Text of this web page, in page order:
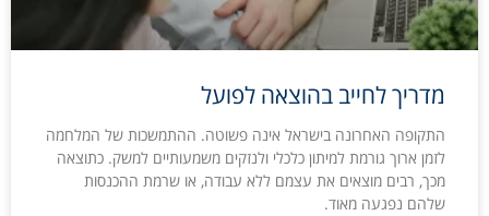
מדריך לחייב בהוצאה לפועל
התקופה האחרונה בישראל אינה פשוטה. ההתמשכות של המלחמה
לזמן ארוך גורמת למיתון כלכלי ולנזקים משמעותיים למשק. כתוצאה
מכך, רבים מוצאים את עצמם ללא עבודה, או שרמת ההכנסות
שלהם נפגעה מאוד.